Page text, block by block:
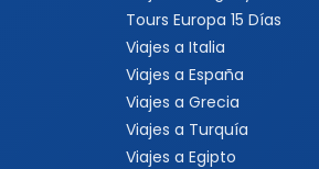
Tours Europa 15 Días
Viajes a Italia
Viajes a España
Viajes a Grecia
Viajes a Turquía
Viajes a Egipto